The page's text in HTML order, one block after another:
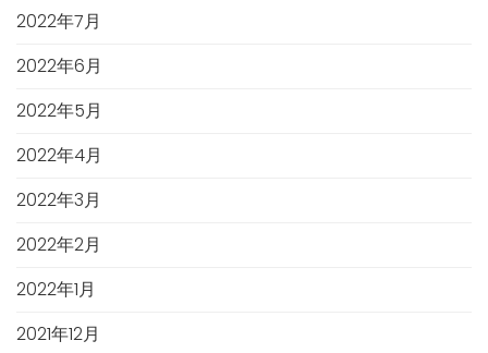
2022年7月
2022年6月
2022年5月
2022年4月
2022年3月
2022年2月
2022年1月
2021年12月